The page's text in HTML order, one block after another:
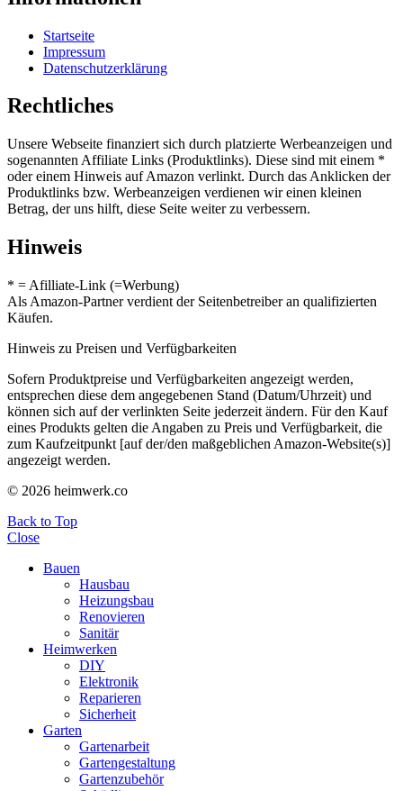
Startseite
Impressum
Datenschutzerklärung
Rechtliches
Unsere Webseite finanziert sich durch platzierte Werbeanzeigen und
sogenannten Affiliate Links (Produktlinks). Diese sind mit einem *
oder einem Hinweis auf Amazon verlinkt. Durch das Anklicken der
Produktlinks bzw. Werbeanzeigen verdienen wir einen kleinen
Betrag, der uns hilft, diese Seite weiter zu verbessern.
Hinweis
* = Afilliate-Link (=Werbung)
Als Amazon-Partner verdient der Seitenbetreiber an qualifizierten
Käufen.
Hinweis zu Preisen und Verfügbarkeiten
Sofern Produktpreise und Verfügbarkeiten angezeigt werden,
entsprechen diese dem angegebenen Stand (Datum/Uhrzeit) und
können sich auf der verlinkten Seite jederzeit ändern. Für den Kauf
eines Produkts gelten die Angaben zu Preis und Verfügbarkeit, die
zum Kaufzeitpunkt [auf der/den maßgeblichen Amazon-Website(s)]
angezeigt werden.
© 2026 heimwerk.co
Back to Top
Close
Bauen
Hausbau
Heizungsbau
Renovieren
Sanitär
Heimwerken
DIY
Elektronik
Reparieren
Sicherheit
Garten
Gartenarbeit
Gartengestaltung
Gartenzubehör